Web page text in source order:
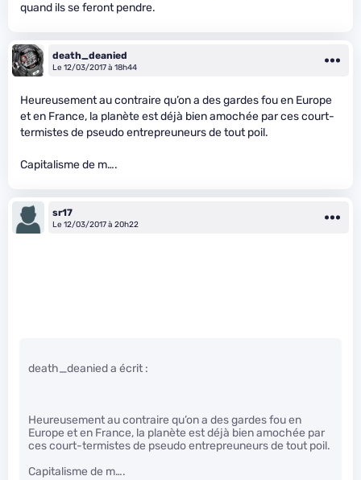
quand ils se feront pendre.
death_deanied
Le 12/03/2017 à 18h44
Heureusement au contraire qu’on a des gardes fou en Europe
et en France, la planète est déjà bien amochée par ces court-
termistes de pseudo entrepreuneurs de tout poil.
Capitalisme de m….
sr17
Le 12/03/2017 à 20h22
death_deanied a écrit :
Heureusement au contraire qu’on a des gardes fou en
Europe et en France, la planète est déjà bien amochée par
ces court-termistes de pseudo entrepreuneurs de tout poil.
Capitalisme de m….